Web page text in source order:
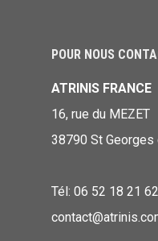
POUR NOUS
ATRINIS FRANCE
16, rue du MEZET
38790 St Georges
Tél: 06 52 18 21 62